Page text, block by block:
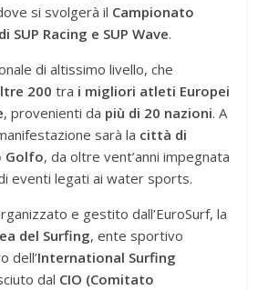
si svolgerà il Campionato
SUP Racing e SUP Wave.
di altissimo livello, che
200 tra i migliori atleti Europei
, provenienti da più di 20 nazioni. A
sarà la città di
Golfo, da oltre vent’anni impegnata
eventi legati ai water sports.
e gestito dall’EuroSurf, la
del Surfing, ente sportivo
dell’International Surfing
dal CIO (Comitato